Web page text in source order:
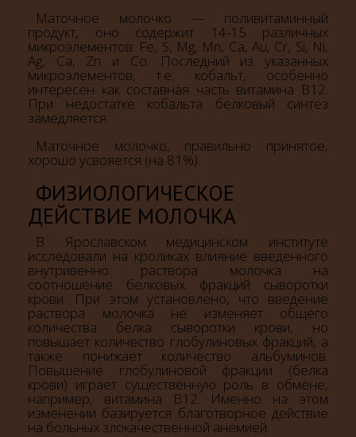
Маточное молочко — поливитаминный
продукт, оно содержит 14-15 различных
микроэлементов: Fe, S, Mg, Mn, Ca, Au, Cr, Si, Ni,
Ag, Ca, Zn и Co. Последний из указанных
микроэлементов, т.е. кобальт, особенно
интересен как составная часть витамина B12.
При недостатке кобальта белковый синтез
замедляется.
Маточное молочко, правильно принятое,
хорошо усвояется (на 81%).
ФИЗИОЛОГИЧЕСКОЕ
ДЕЙСТВИЕ МОЛОЧКА
В Ярославском медицинском институте
исследовали на кроликах влияние введенного
внутривенно раствора молочка на
соотношение белковых фракций сыворотки
крови. При этом установлено, что введение
раствора молочка не изменяет общего
количества белка сыворотки крови, но
повышает количество глобулиновых фракций, а
также понижает количество альбуминов.
Повышение глобулиновой фракции (белка
крови) играет существенную роль в обмене,
например, витамина B12. Именно на этом
изменении базируется благотворное действие
на больных злокачественной анемией.